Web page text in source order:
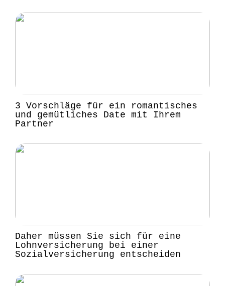
3 Vorschläge für ein romantisches
und gemütliches Date mit Ihrem
Partner
Daher müssen Sie sich für eine
Lohnversicherung bei einer
Sozialversicherung entscheiden